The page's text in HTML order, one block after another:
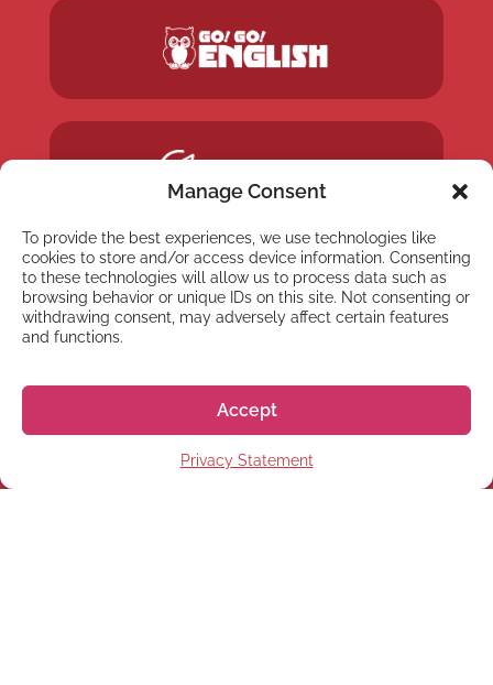
Manage Consent
To provide the best experiences, we use technologies like
cookies to store and/or access device information. Consenting
to these technologies will allow us to process data such as
browsing behavior or unique IDs on this site. Not consenting or
withdrawing consent, may adversely affect certain features
and functions.
Accept
Privacy Statement
NEWSLETTER